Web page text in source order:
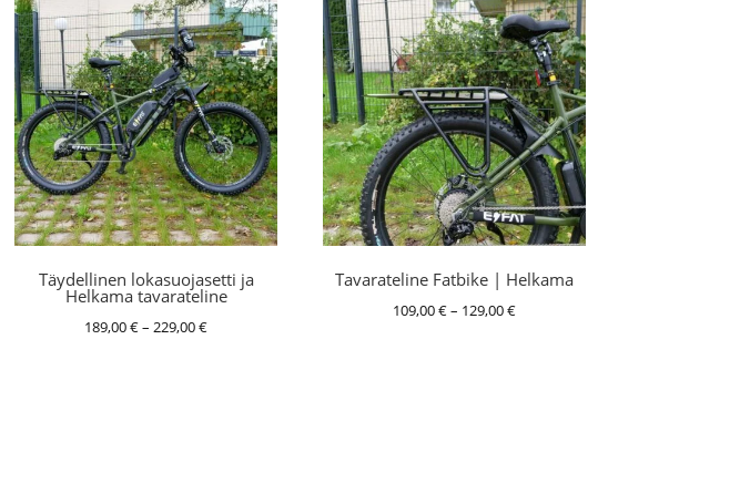
Täydellinen lokasuojasetti ja
Helkama tavarateline
189,00€– 229,00€Hintaluokka:
Tavarateline Fatbike | Helkama
109,00€– 129,00€Hintaluokka: